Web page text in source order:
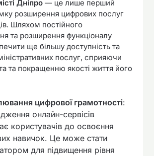
Дніпро— це лише перший
розширення цифрових послуг
Шляхом постійного
та розширення функціоналу
ще більшу доступність та
послуг, сприяючи
та покращенню якості життя його
цифрової грамотності:
онлайн-сервісів
користувачів до освоєння
навичок. Це може стати
для підвищення рівня